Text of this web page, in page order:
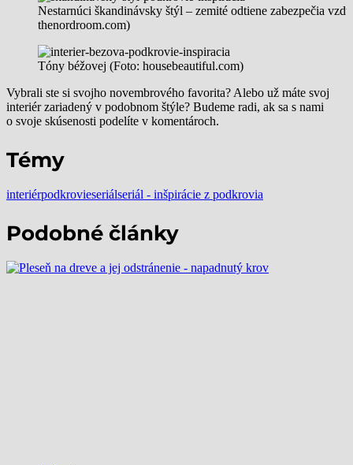
Nestarnúci škandinávsky štýl – zemité odtiene zabezpečia
thenordroom.com)
Tóny béžovej (Foto: housebeautiful.com)
Vybrali ste si svojho novembrového favorita? Alebo už máte svoj
interiér zariadený v podobnom štýle? Budeme radi, ak sa s nami
o svoje skúsenosti podelíte v komentároch.
Témy
interiérpodkrovieseriálseriál - inšpirácie z podkrovia
Podobné články